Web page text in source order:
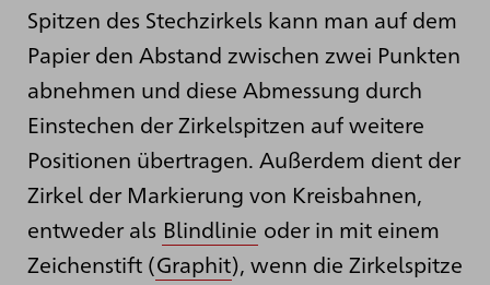
Spitzen des Stechzirkels kann man auf dem
Papier den Abstand zwischen zwei Punkten
abnehmen und diese Abmessung durch
Einstechen der Zirkelspitzen auf weitere
Positionen übertragen. Außerdem dient der
Zirkel der Markierung von Kreisbahnen,
entweder als Blindlinie oder in mit einem
Zeichenstift (Graphit), wenn die Zirkelspitze